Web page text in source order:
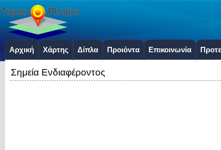
Αρχική Χάρτης Δίπλα Προιόντα Επικοινωνία
Σημεία Ενδιαφέροντος